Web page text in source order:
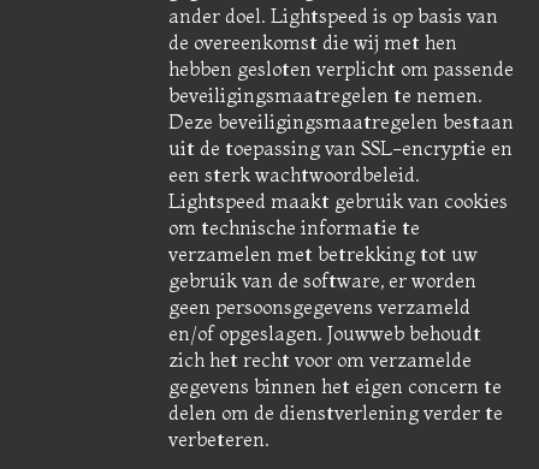
ander doel. Lightspeed is op basis van
de overeenkomst die wij met hen
hebben gesloten verplicht om passende
beveiligingsmaatregelen te nemen.
Deze beveiligingsmaatregelen bestaan
uit de toepassing van SSL-encryptie en
een sterk wachtwoordbeleid.
Lightspeed maakt gebruik van cookies
om technische informatie te
verzamelen met betrekking tot uw
gebruik van de software, er worden
geen persoonsgegevens verzameld
en/of opgeslagen. Jouwweb behoudt
zich het recht voor om verzamelde
gegevens binnen het eigen concern te
delen om de dienstverlening verder te
verbeteren.